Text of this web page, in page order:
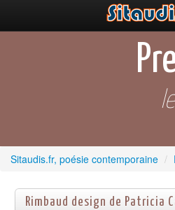
Auteurs & poètes
Célébrations
Sitaudis.fr, poésie contemporaine /
Rimbaud design de Patricia